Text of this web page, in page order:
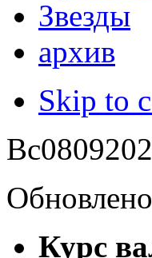
Звезды
архив
Skip to
Вс0809
Обновлено
Курс